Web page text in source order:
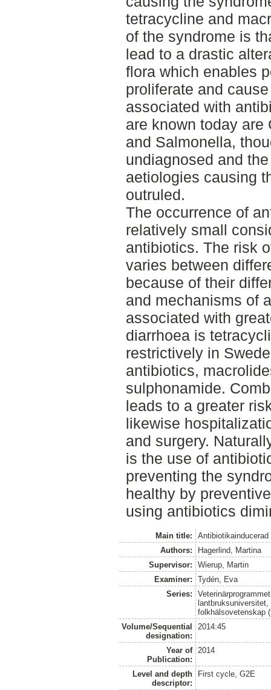
tetracycline and
of the syndrome is
lead to a drastic
flora which enables
proliferate and
associated with
are known today are
and Salmonella,
undiagnosed and
aetiologies causing
outruled.
The occurrence of
relatively small
antibiotics. The risk
varies between
because of their
and mechanisms of
associated with
diarrhoea is
restrictively in
antibiotics,
sulphonamide.
leads to a greater
likewise
and surgery.
is the use of
preventing the
healthy by
using antibiotics
Main title:
Authors:
Hagerlind, Martina
Supervisor:
Wierup, Martin
Examiner:
Tydén, Eva
Series:
folkhälsovetenskap
Volume/Sequential
designation:
2014:45
Year of
Publication:
2014
Level and depth
descriptor:
First cycle, G2E